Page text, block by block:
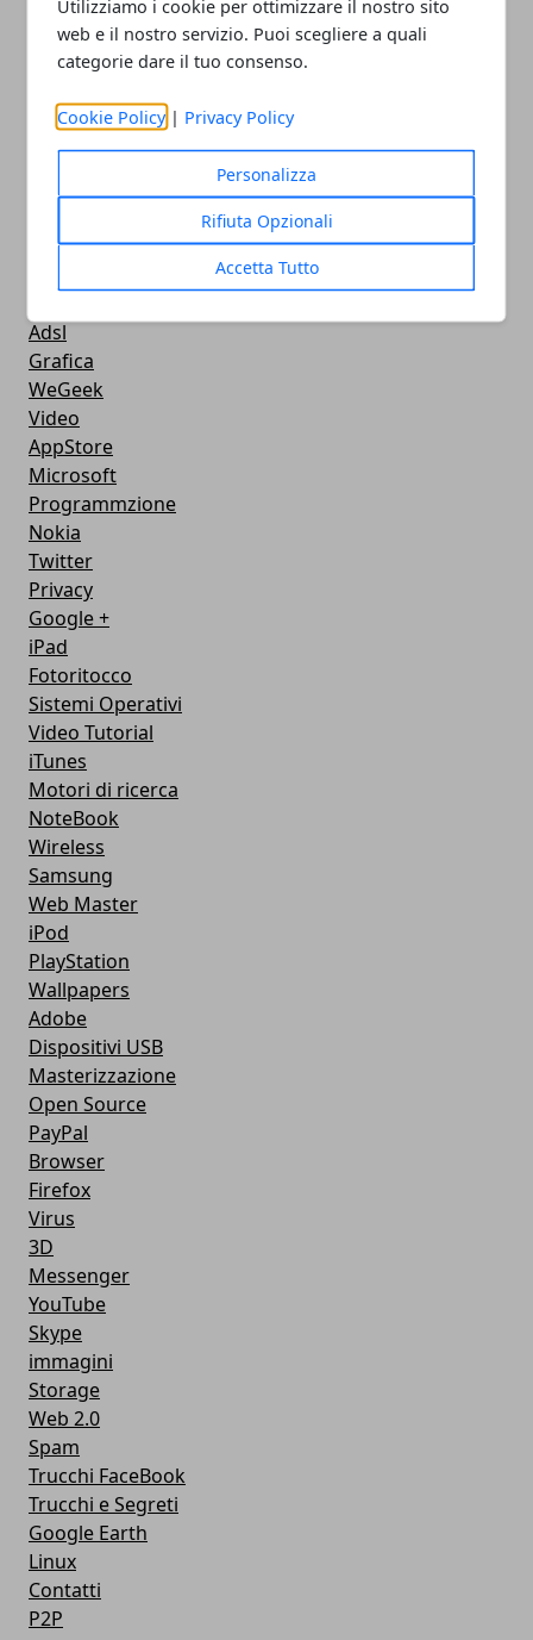
Utilizziamo i cookie per ottimizzare il nostro sito
web e il nostro servizio. Puoi scegliere a quali
categorie dare il tuo consenso.
Cookie Policy | Privacy Policy
Personalizza
Rifiuta Opzionali
Accetta Tutto
Streaming
Android
Musica
MacBook
FaceBook
Google Maps
Console
Cellulari
Adsl
Grafica
WeGeek
Video
AppStore
Microsoft
Programmzione
Nokia
Twitter
Privacy
Google +
iPad
Fotoritocco
Sistemi Operativi
Video Tutorial
iTunes
Motori di ricerca
NoteBook
Wireless
Samsung
Web Master
iPod
PlayStation
Wallpapers
Adobe
Dispositivi USB
Masterizzazione
Open Source
PayPal
Browser
Firefox
Virus
3D
Messenger
YouTube
Skype
immagini
Storage
Web 2.0
Spam
Trucchi FaceBook
Trucchi e Segreti
Google Earth
Linux
Contatti
P2P